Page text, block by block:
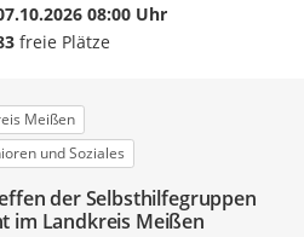
08:00 Uhr
freie Plätze
Meißen
und Soziales
der Selbsthilfegruppen
im Landkreis Meißen